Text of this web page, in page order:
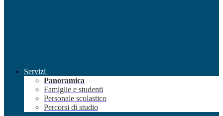
Servizi
Panoramica
Famiglie e studenti
Personale scolastico
Percorsi di studio